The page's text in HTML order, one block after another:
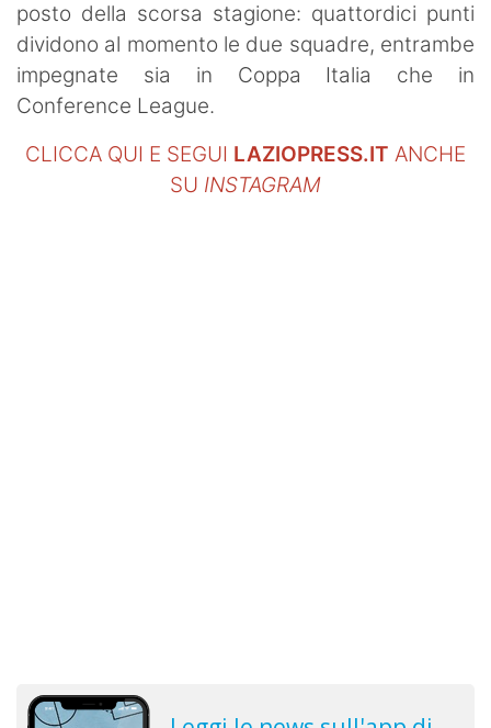
posto della scorsa stagione: quattordici punti
dividono al momento le due squadre, entrambe
impegnate sia in Coppa Italia che in
Conference League.
CLICCA QUI E SEGUI LAZIOPRESS.IT ANCHE
SU INSTAGRAM